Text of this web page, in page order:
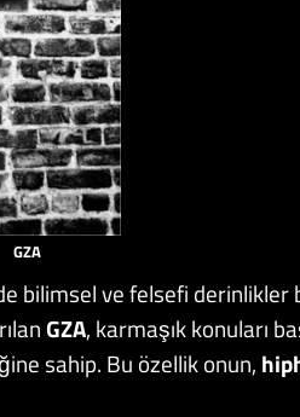
GZA
bilimsel ve felsefi derinlikler
GZA, karmaşık konuları
sahip. Bu özellik onun,